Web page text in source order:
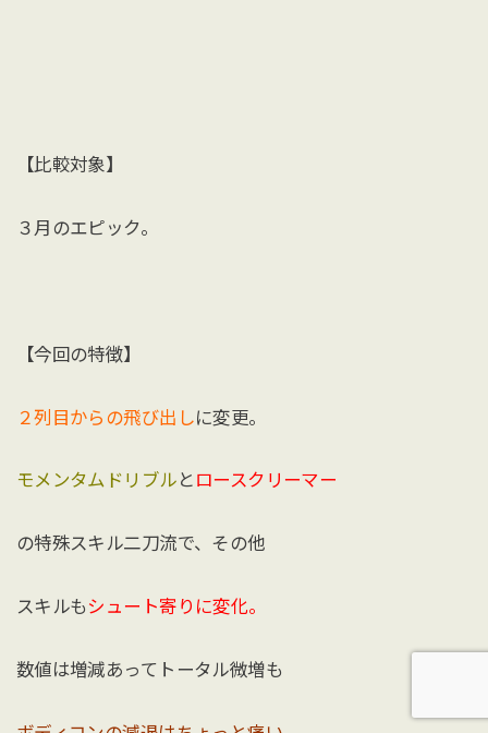
【比較対象】
３月のエピック。
【今回の特徴】
２列目からの飛び出しに変更。
モメンタムドリブル と ロースクリーマー
の特殊スキル二刀流で、その他
スキルも シュート寄りに変化。
数値は増減あってトータル微増も